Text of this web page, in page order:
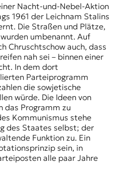
Nacht-und-Nebel-Aktion
1961 der Leichnam Stalins
Die Straßen und Plätze,
umbenannt. Auf
Chruschtschow auch, dass
nah sei – binnen einer
In dem dort
Parteiprogramm
die sowjetische
würde. Die Ideen von
das Programm zu
Kommunismus stehe
des Staates selbst; der
Funktion zu. Ein
sein, in
alle paar Jahre